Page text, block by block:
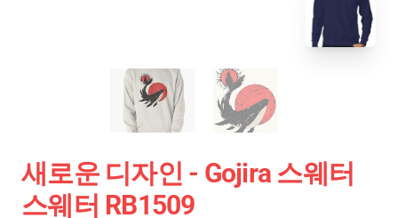
새로운 디자인 - Gojira 스웨터
스웨터 RB1509